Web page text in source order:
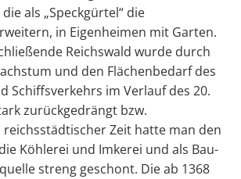
als „Speckgürtel“ die
in Eigenheimen mit Garten.
Reichswald wurde durch
und den Flächenbedarf des
Schiffsverkehrs im Verlauf des 20.
zurückgedrängt bzw.
Zeit hatte man den
Köhlerei und Imkerei und als Bau-
streng geschont. Die ab 1368